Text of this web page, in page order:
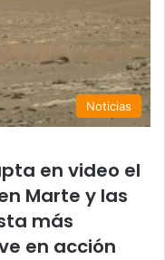
Noticias
en video el
Marte y las
más
en acción